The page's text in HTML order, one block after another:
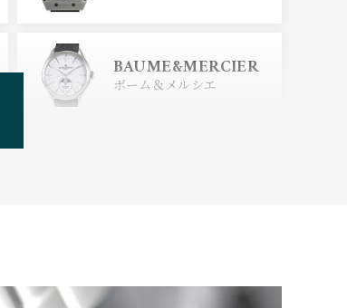
シチズン
BAUME&MERCIER
ボーム＆メルシエ